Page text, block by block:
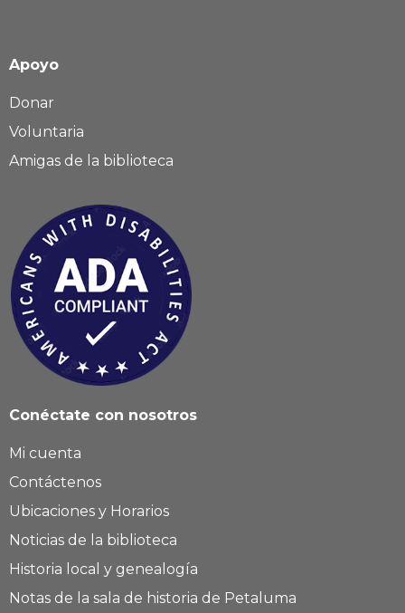
Apoyo
Donar
Voluntaria
Amigas de la biblioteca
Conéctate con nosotros
Mi cuenta
Contáctenos
Ubicaciones y Horarios
Noticias de la biblioteca
Historia local y genealogía
Notas de la sala de historia de Petaluma